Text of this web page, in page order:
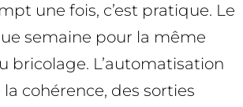
une fois, c’est pratique. Le
semaine pour la même
bricolage. L’automatisation
la cohérence, des sorties